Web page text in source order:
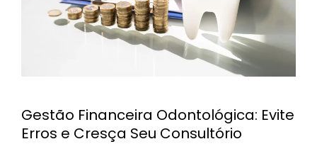
Gestão Financeira Odontológica: Evite
Erros e Cresça Seu Consultório